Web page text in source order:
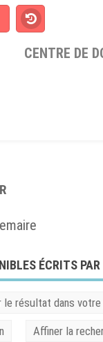
CENTRE DE
ÉCRITS
le résultat dans votre
Affiner la